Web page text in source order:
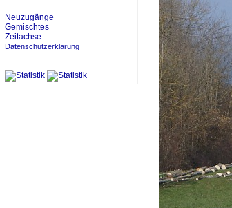
Neuzugänge
Gemischtes
Zeitachse
Datenschutzerklärung